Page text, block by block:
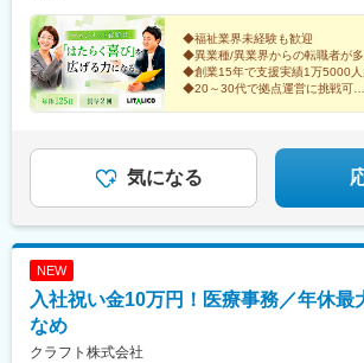
宇治■岡山県：倉敷■広島県：広島、福山■
久留米※上記には新規開設予定（住所未確定
す。※上記以外の拠点希望も歓迎※別拠点（
ご案内になる可能性あり※受動喫煙対策：屋
点があり事例も豊富！共通の相談チャットで
中目黒駅、南新宿駅、新宿御苑前駅、京王八
中駅(東京都)、立川南駅、立川北駅、センタ
内駅、桜木町駅、戸塚駅、京急川崎駅、川崎
木駅、新潟駅、新静岡駅、浜松駅、丸の内
駅、久屋大通駅、岩塚駅、高蔵寺駅、藤が
崎駅、北新地駅、大阪梅田駅(阪急線)、西
石橋阪大前駅、京都河原町駅、烏丸御池駅
新橋駅、代官山駅、新宿駅、新宿三丁目駅
(愛知県)、近鉄名古屋駅、栄町駅(愛知県)、
◆福祉業界未経験も歓迎
◆異業種/異業界からの転職者が
◆創業15年で支援実績1万5000人
◆20～30代で拠点運営に挑戦可
気になる
NEW
入社祝い金10万円！医療事務／年休最
なめ
クラフト株式会社